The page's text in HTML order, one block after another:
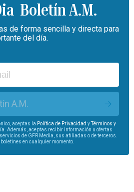
Boletín A.M.
de forma sencilla y directa para
del día.
A.M.
aceptas la Política de Privacidad y
Términos y
Además, aceptas recibir información u ofertas
de GFR Media, sus afiliadas o de terceros.
en cualquier momento.